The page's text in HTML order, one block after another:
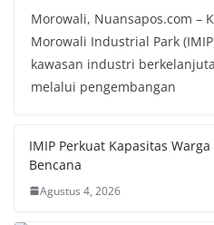
Morowali, Nuansapos.com –
Morowali Industrial Park
kawasan industri
melalui pengembangan
IMIP Perkuat Kapasitas
Bencana
Agustus 4, 2026